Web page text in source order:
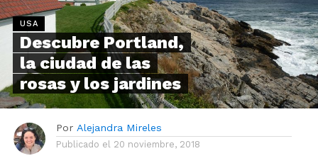
USA
Descubre Portland,
la ciudad de las
rosas y los jardines
Por Alejandra Mireles
Publicado el 20 noviembre, 2018